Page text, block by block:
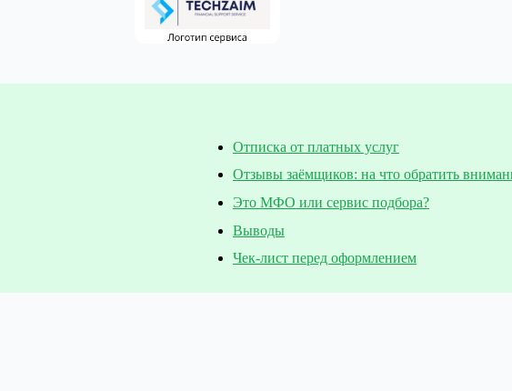
Отписка от платных услуг
Отзывы заёмщиков: на что обратить
Это МФО или сервис подбора?
Выводы
Чек-лист перед оформлением